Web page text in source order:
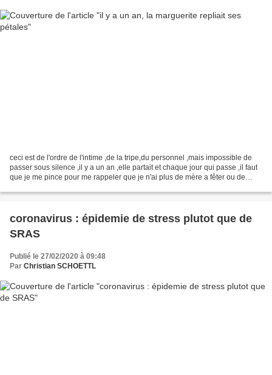
ceci est de l'ordre de l'intime ,de la tripe,du personnel ,mais impossible de
passer sous silence ,il y a un an ,elle partait et chaque jour qui passe ,il faut
que je me pince pour me rappeler que je n'ai plus de mère a fêter ou de
coronavirus : épidemie de stress plutot que de
SRAS
Publié le 27/02/2020 à 09:48
Par Christian SCHOETTL